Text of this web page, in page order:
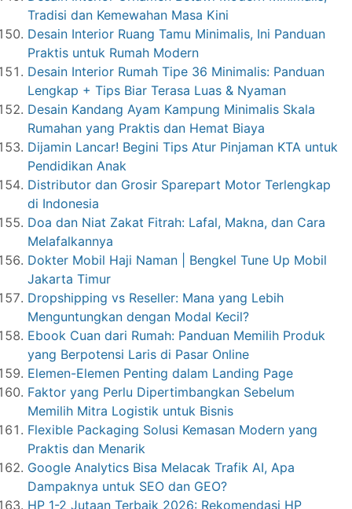
Tradisi dan Kemewahan Masa Kini
Desain Interior Ruang Tamu Minimalis, Ini Panduan
Praktis untuk Rumah Modern
Desain Interior Rumah Tipe 36 Minimalis: Panduan
Lengkap + Tips Biar Terasa Luas & Nyaman
Desain Kandang Ayam Kampung Minimalis Skala
Rumahan yang Praktis dan Hemat Biaya
Dijamin Lancar! Begini Tips Atur Pinjaman KTA untuk
Pendidikan Anak
Distributor dan Grosir Sparepart Motor Terlengkap
di Indonesia
Doa dan Niat Zakat Fitrah: Lafal, Makna, dan Cara
Melafalkannya
Dokter Mobil Haji Naman | Bengkel Tune Up Mobil
Jakarta Timur
Dropshipping vs Reseller: Mana yang Lebih
Menguntungkan dengan Modal Kecil?
Ebook Cuan dari Rumah: Panduan Memilih Produk
yang Berpotensi Laris di Pasar Online
Elemen-Elemen Penting dalam Landing Page
Faktor yang Perlu Dipertimbangkan Sebelum
Memilih Mitra Logistik untuk Bisnis
Flexible Packaging Solusi Kemasan Modern yang
Praktis dan Menarik
Google Analytics Bisa Melacak Trafik AI, Apa
Dampaknya untuk SEO dan GEO?
HP 1-2 Jutaan Terbaik 2026: Rekomendasi HP